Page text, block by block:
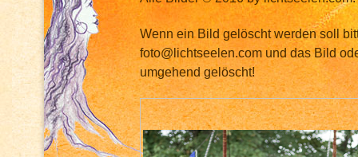
Wenn ein Bild gelöscht werden soll
foto@lichtseelen.com und das Bild
umgehend gelöscht!